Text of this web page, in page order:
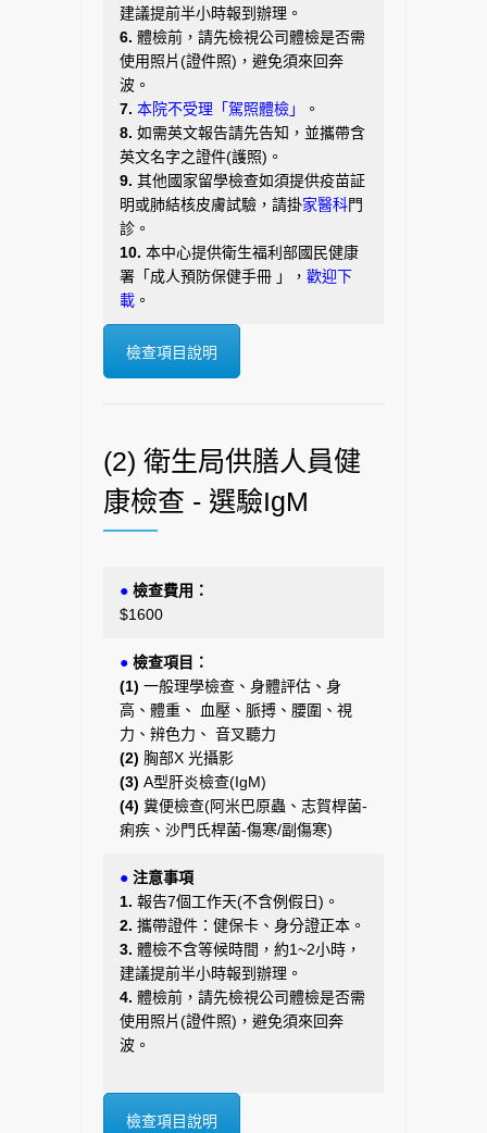
建議提前半小時報到辦理。
6. 體檢前，請先檢視公司體檢是否需
使用照片(證件照)，避免須來回奔
波。
7. 本院不受理「駕照體檢」
。
8. 如需英文報告請先告知，並攜帶含
英文名字之證件(護照)。
9. 其他國家留學檢查如須提供疫苗証
明或肺結核皮膚試驗，請掛家醫科門
診。
10. 本中心提供衛生福利部國民健康
署「成人預防保健手冊 」
， 歡迎下
載 。
檢查項目說明
(2) 衛生局供膳人員健
康檢查 - 選驗IgM
● 檢查費用：
$1600
● 檢查項目：
(1) 一般理學檢查、身體評估、身
高、體重、 血壓、脈搏、腰圍、視
力、辨色力、 音叉聽力
(2) 胸部X 光攝影
(3) A型肝炎檢查(IgM)
(4) 糞便檢查(阿米巴原蟲、志賀桿菌-
痢疾、沙門氏桿菌-傷寒/副傷寒)
● 注意事項
1. 報告7個工作天(不含例假日)。
2. 攜帶證件：健保卡、身分證正本。
3. 體檢不含等候時間，約1~2小時，
建議提前半小時報到辦理。
4. 體檢前，請先檢視公司體檢是否需
使用照片(證件照)，避免須來回奔
波。
檢查項目說明